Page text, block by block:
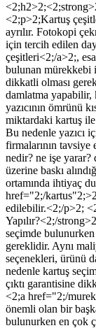
<2;p>2;Kartuş
ayrılır. Fotokopi
için tercih edilen
çeşitleri<2;/a>2;,
bulunan mürekkebi
dikkatli olması
damlatma yapabilir,
yazıcının ömrünü
miktardaki kartuş ile
Bu nedenle yazıcı
firmalarının
nedir? ne işe yarar?
üzerine baskı
ortamında ihtiyaç
href="2;/
edilebilir.<2;/p>2;
Yapılır?<2;/
seçimde bulunurken
gereklidir. Aynı
seçenekleri, ürünü
nedenle kartuş
çıktı garantisine
<2;a href="2;/
önemli olan bir
bulunurken en çok